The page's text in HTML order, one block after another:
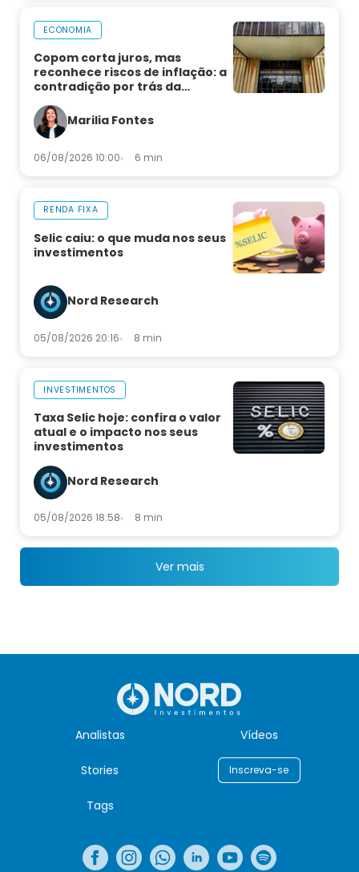
ECONOMIA
Copom corta juros, mas
reconhece riscos de inflação: a
contradição por trás da
decisão
Marilia Fontes
06/08/2026 10:00 6 min
RENDA FIXA
Selic caiu: o que muda nos seus
investimentos
Nord Research
05/08/2026 20:16 8 min
INVESTIMENTOS
Taxa Selic hoje: confira o valor
atual e o impacto nos seus
investimentos
Nord Research
05/08/2026 18:58 8 min
Ver mais
Analistas Vídeos
Stories Inscreva-se
Tags